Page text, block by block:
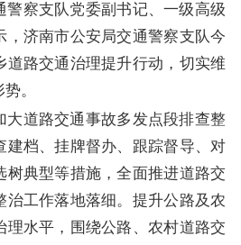
警察支队党委副书记、一级高级
，济南市公安局交通警察支队今
道路交通治理提升行动，切实维
。
大道路交通事故多发点段排查整
建档、挂牌督办、跟踪督导、对
树典型等措施，全面推进道路交
治工作落地落细。提升公路及农
理水平，围绕公路、农村道路交